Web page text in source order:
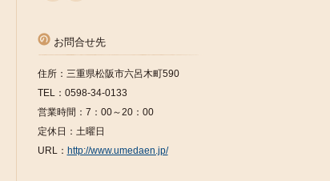
お問合せ先
住所：三重県松阪市六呂木町590
TEL：0598-34-0133
営業時間：7：00～20：00
定休日：土曜日
URL： http://www.umedaen.jp/